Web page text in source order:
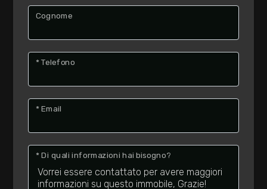
Cognome
* Telefono
* Email
* Di quali informazioni hai bisogno?